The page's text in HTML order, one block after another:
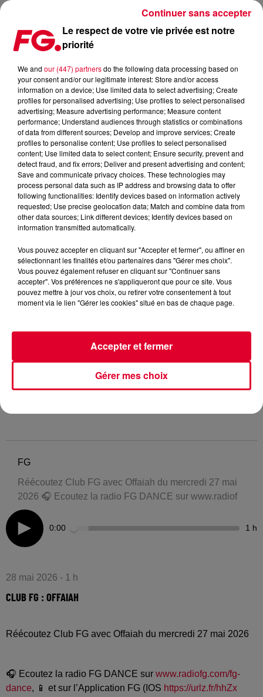
CLUB FG : OFFAIAH
FG
Réécoutez Club FG avec Offaiah du mercredi 27 mai
2026 🎧 Ecoutez la radio FG DANCE sur www.radiof
0:00 1 h
28 mai 2026 - 1 h
CLUB FG : OFFAIAH
Réécoutez Club FG avec Offaiah du mercredi 27 mai 2026
🎧 Ecoutez la radio FG DANCE sur www.radiofg.com/fg-
dance, 📱 et sur l’Application FG (IOS https://urlz.fr/hhZx
Le respect de votre vie privée est notre
priorité
We and our (447) partnersdo the following data processing based on
your consent and/or our legitimate interest: Store and/or access
information on a device; Use limited data to select advertising; Create
profiles for personalised advertising; Use profiles to select personalised
advertising; Measure advertising performance; Measure content
performance; Understand audiences through statistics or combinations
of data from different sources; Develop and improve services; Create
profiles to personalise content; Use profiles to select personalised
content; Use limited data to select content; Ensure security, prevent and
detect fraud, and fix errors; Deliver and present advertising and content;
Save and communicate privacy choices. These technologies may
process personal data such as IP address and browsing data to offer
following functionalities: Identify devices based on information actively
requested; Use precise geolocation data; Match and combine data from
other data sources; Link different devices; Identify devices based on
information transmitted automatically.
Vous pouvez accepter en cliquant sur "Accepter et fermer", ou affiner en
sélectionnant les finalités et/ou partenaires dans "Gérer mes choix".
Vous pouvez également refuser en cliquant sur "Continuer sans
accepter". Vos préférences ne s'appliqueront que pour ce site. Vous
pouvez mettre à jour vos choix, ou retirer votre consentement à tout
moment via le lien "Gérer les cookies" situé en bas de chaque page.
Gérer mes choix
Accepter et fermer
Continuer sans accepter